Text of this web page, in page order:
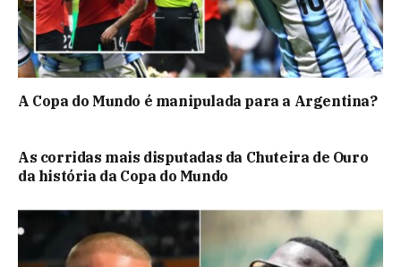
A Copa do Mundo é manipulada para a Argentina?
As corridas mais disputadas da Chuteira de Ouro
da história da Copa do Mundo